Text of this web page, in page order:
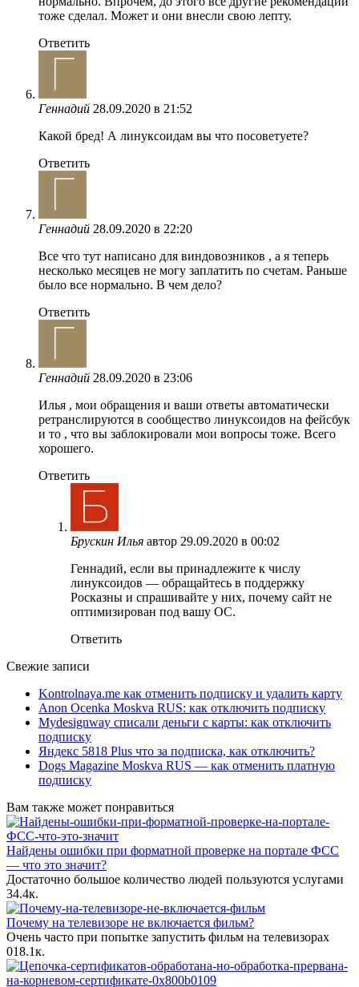
тоже сделал. Может и они внесли свою лепту.
Ответить
Геннадий 28.09.2020 в 21:52
Какой бред! А линуксоидам вы что посоветуете?
Ответить
Геннадий 28.09.2020 в 22:20
Все что тут написано для виндовозников , а я теперь
несколько месяцев не могу заплатить по счетам. Раньше
было все нормально. В чем дело?
Ответить
Геннадий 28.09.2020 в 23:06
Илья , мои обращения и ваши ответы автоматически
ретранслируются в сообщество линуксоидов на фейсбук
и то , что вы заблокировали мои вопросы тоже. Всего
хорошего.
Ответить
Брускин Илья автор 29.09.2020 в 00:02
Геннадий, если вы принадлежите к числу
линуксоидов — обращайтесь в поддержку
Росказны и спрашивайте у них, почему сайт не
оптимизирован под вашу ОС.
Ответить
Свежие записи
Kontrolnaya.me как отменить подписку и удалить карту
Anon Ocenka Moskva RUS: как отключить подписку
Mydesignway списали деньги с карты: как отключить
подписку
Яндекс 5818 Plus что за подписка, как отключить?
Dogs Magazine Moskva RUS — как отменить платную
подписку
Вам также может понравиться
Найдены ошибки при форматной проверке на портале ФСС
— что это значит?
Достаточно большое количество людей пользуются услугами
34.4к.
Почему на телевизоре не включается фильм?
Очень часто при попытке запустить фильм на телевизорах
018.1к.